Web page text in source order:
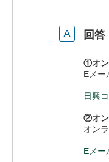
回答
①オン
Eメー
日興
②オン
オン
Eメー